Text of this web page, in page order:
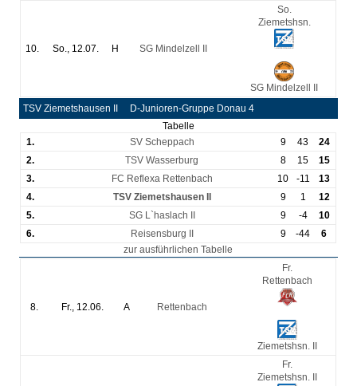
10. So., 12.07. H SG Mindelzell II
So.
Ziemetshsn.
SG Mindelzell II
TSV Ziemetshausen II
D-Junioren-Gruppe Donau 4
Tabelle
1.
SV Scheppach 9 43
24
2.
TSV Wasserburg 8 15
15
3.
FC Reflexa Rettenbach 10 -11
13
4.
TSV Ziemetshausen II 9 1
12
5.
SG L`haslach II 9 -4
10
6.
Reisensburg II 9 -44
6
zur ausführlichen Tabelle
8. Fr., 12.06. A Rettenbach
Fr.
Rettenbach
Ziemetshsn. II
Fr.
Ziemetshsn. II